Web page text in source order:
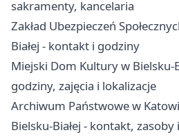
sakramenty, kancelaria
Zakład Ubezpieczeń
Białej - kontakt i godziny
Miejski Dom Kultury w Bielsku-
godziny, zajęcia i lokalizacje
Archiwum Państwowe w
Bielsku-Białej - kontakt, zasoby